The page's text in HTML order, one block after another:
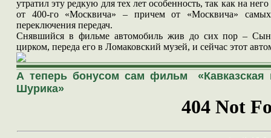
утратил эту редкую для тех лет особенность, так как на
от 400-го «Москвича» – причем от «Москвича»
переключения передач.
Снявшийся в фильме автомобиль жив до сих пор – Сын
цирком, переда его в Ломаковский музей, и сейчас этот
А теперь бонусом сам фильм
Шурика»